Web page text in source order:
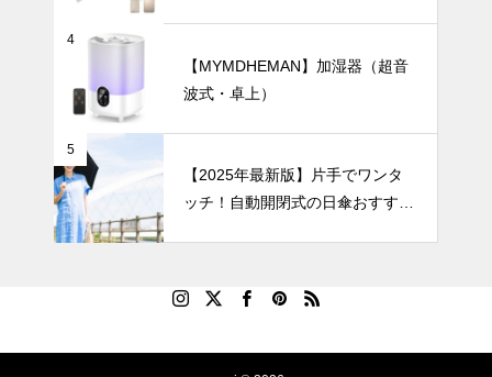
通勤やお出か
の一本を見つ
花とアートを
楽しむ暮ら
し。人体モチ
ーフ花瓶が作
る新しいイン
テリア。
4
【MYMDHEMAN】加湿器（超音
波式・卓上）
5
【2025年最新版】片手でワンタ
ッチ！自動開閉式の日傘おすすめ